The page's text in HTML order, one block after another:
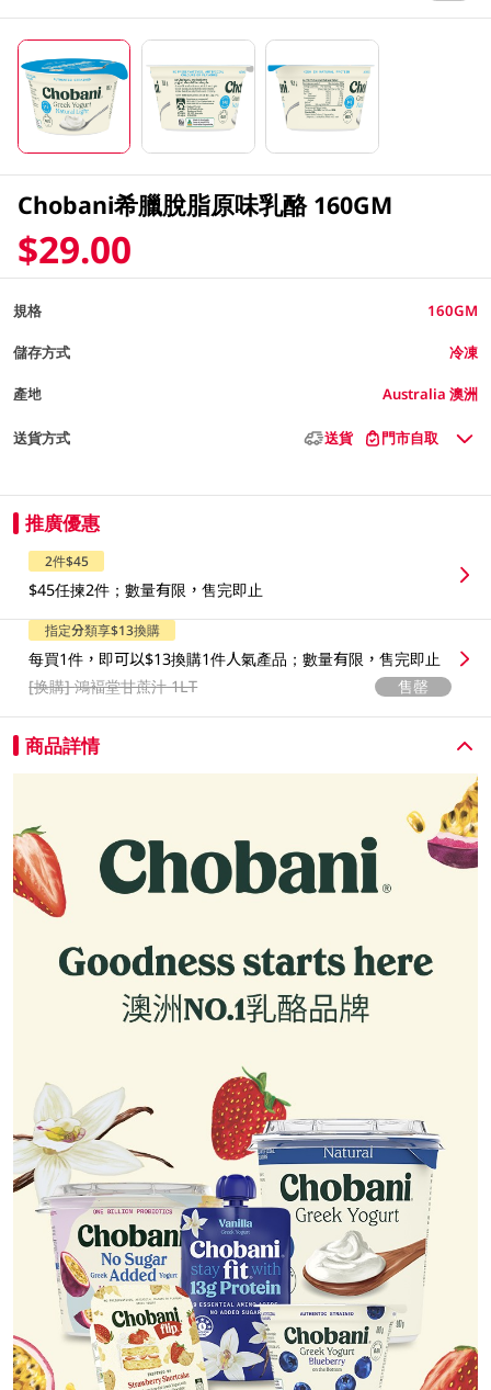
Chobani希臘脫脂原味乳酪 160GM
$29.00
規格 160GM
儲存方式 冷凍
產地 Australia 澳洲
送貨方式 送貨 門市自取
推廣優惠
2件$45
$45任揀2件；數量有限，售完即止
指定分類享$13換購
每買1件，即可以$13換購1件人氣產品；數量有限，售完即止
[换購]鴻褔堂甘蔗汁 1LT 售罄
商品詳情